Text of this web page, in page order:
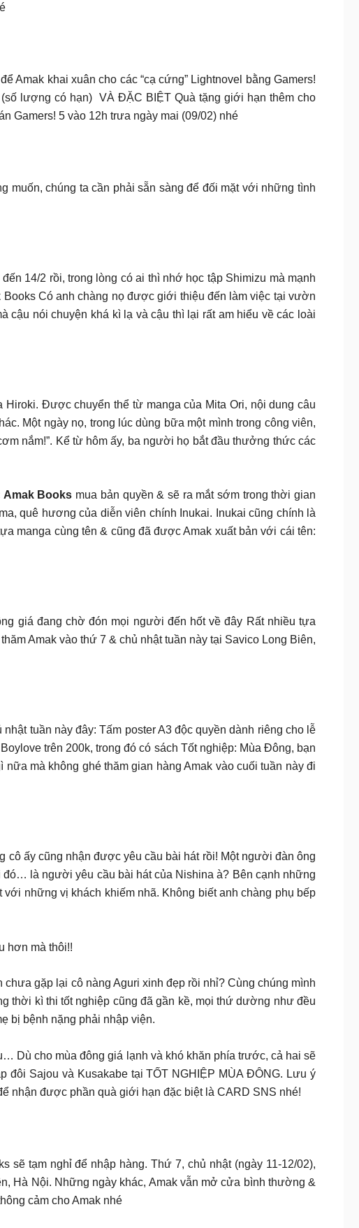
Amak khai xuân cho các “cạ cứng” Lightnovel bằng Gamers!
lượng có hạn) VÀ ĐẶC BIỆT Quà tặng giới hạn thêm cho
Gamers! 5 vào 12h trưa ngày mai (09/02) nhé
muốn, chúng ta cần phải sẵn sàng để đối mặt với những tình
14/2 rồi, trong lòng có ai thì nhớ học tập Shimizu mà mạnh
Có anh chàng nọ được giới thiệu đến làm việc tại vườn
cậu nói chuyện khá kì lạ và cậu thì lại rất am hiểu về các loài
Hiroki. Được chuyển thể từ manga của Mita Ori, nội dung câu
Một ngày nọ, trong lúc dùng bữa một mình trong công viên,
nắm!”. Kể từ hôm ấy, ba người họ bắt đầu thưởng thức các
Amak Books mua bản quyền & sẽ ra mắt sớm trong thời gian
quê hương của diễn viên chính Inukai. Inukai cũng chính là
manga cùng tên & cũng đã được Amak xuất bản với cái tên:
giá đang chờ đón mọi người đến hốt về đây Rất nhiều tựa
Amak vào thứ 7 & chủ nhật tuần này tại Savico Long Biên,
tuần này đây: Tấm poster A3 độc quyền dành riêng cho lễ
trên 200k, trong đó có sách Tốt nghiệp: Mùa Đông, bạn
mà không ghé thăm gian hàng Amak vào cuối tuần này đi
cô ấy cũng nhận được yêu cầu bài hát rồi! Một người đàn ông
đó… là người yêu cầu bài hát của Nishina à? Bên cạnh những
những vị khách khiếm nhã. Không biết anh chàng phụ bếp
hơn mà thôi!!
gặp lại cô nàng Aguri xinh đẹp rồi nhỉ? Cùng chúng mình
thời kì thi tốt nghiệp cũng đã gần kề, mọi thứ dường như đều
bị bệnh nặng phải nhập viện.
Dù cho mùa đông giá lạnh và khó khăn phía trước, cả hai sẽ
Sajou và Kusakabe tại TỐT NGHIỆP MÙA ĐÔNG. Lưu ý
nhận được phần quà giới hạn đặc biệt là CARD SNS nhé!
sẽ tạm nghỉ để nhập hàng. Thứ 7, chủ nhật (ngày 11-12/02),
Hà Nội. Những ngày khác, Amak vẫn mở cửa bình thường &
cảm cho Amak nhé